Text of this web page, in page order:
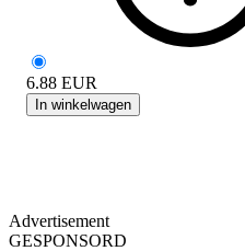
6.88 EUR
In winkelwagen
Advertisement
GESPONSORD